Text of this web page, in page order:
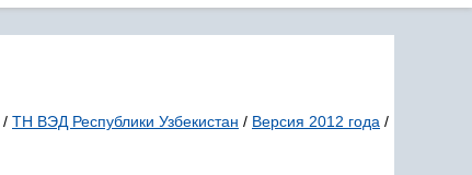
/ ТН ВЭД Республики Узбекистан / Версия 2012 года /